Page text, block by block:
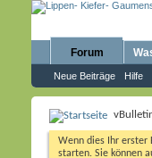
Forum
Neue Beiträge Hilfe
Wenn dies Ihr erster
starten. Sie können